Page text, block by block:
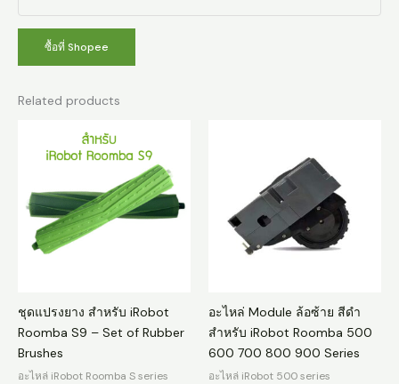
ซื้อที่ Shopee
Related products
ชุดแปรงยาง สำหรับ iRobot
Roomba S9 – Set of Rubber
Brushes
อะไหล่ iRobot Roomba S series
อะไหล่ Module ล้อซ้าย สีดำ
สำหรับ iRobot Roomba 500
600 700 800 900 Series
อะไหล่ iRobot 500 series